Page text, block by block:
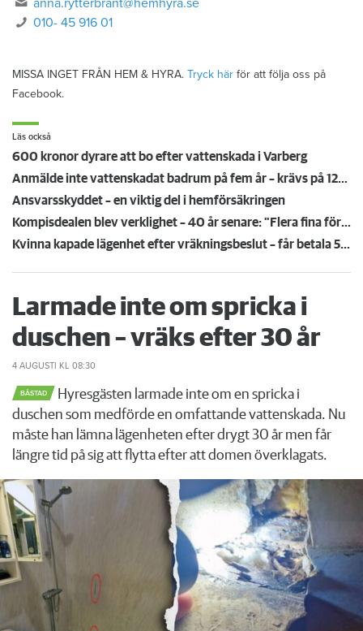
010- 45 916 01
MISSA INGET FRÅN HEM & HYRA. Tryck här för att följa oss på
Facebook.
Läs också
600 kronor dyrare att bo efter vattenskada i Varberg
Anmälde inte vattenskadat badrum på fem år – krävs på 125 000 kronor
Ansvarsskyddet – en viktig del i hemförsäkringen
Kompisdealen blev verklighet – 40 år senare: "Flera fina fördelar med att dela bostad"
Kvinna kapade lägenhet efter vräkningsbeslut – får betala 50 000
Larmade inte om spricka i
duschen – vräks efter 30 år
4 AUGUSTI KL 08:30
BÅSTAD
Hyresgästen larmade inte om en spricka i
duschen som medförde en omfattande vattenskada. Nu
måste han lämna lägenheten efter drygt 30 år men får
längre tid på sig att flytta efter att domen överklagats.